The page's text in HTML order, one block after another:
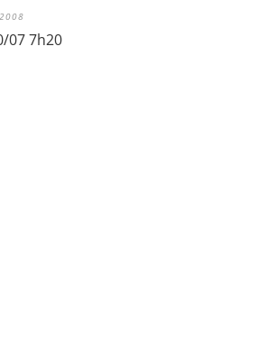
07 7h20